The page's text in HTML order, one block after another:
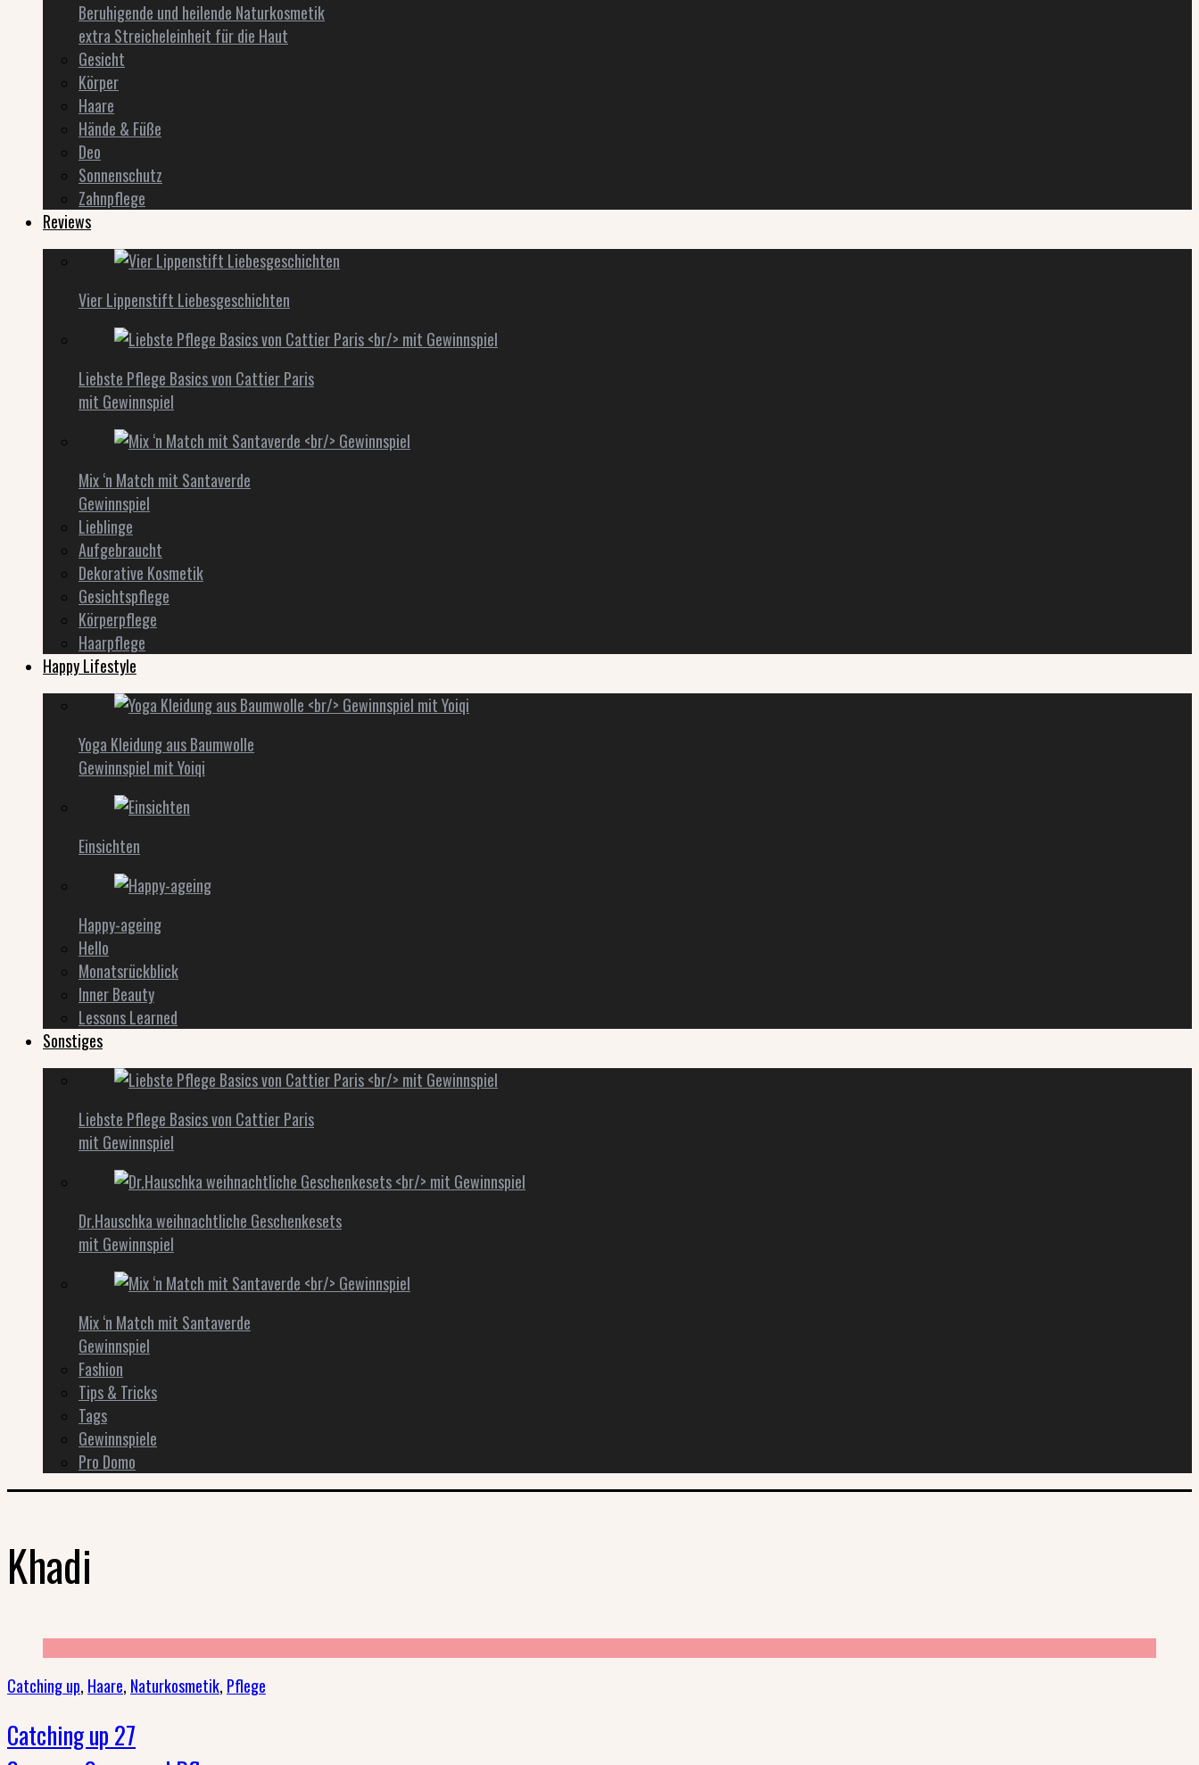
Beruhigende und heilende Naturkosmetik
extra Streicheleinheit für die Haut
Gesicht
Körper
Haare
Hände & Füße
Deo
Sonnenschutz
Zahnpflege
Reviews
Vier Lippenstift Liebesgeschichten
Liebste Pflege Basics von Cattier Paris
mit Gewinnspiel
Mix ‘n Match mit Santaverde
Gewinnspiel
Lieblinge
Aufgebraucht
Dekorative Kosmetik
Gesichtspflege
Körperpflege
Haarpflege
Happy Lifestyle
Yoga Kleidung aus Baumwolle
Gewinnspiel mit Yoiqi
Einsichten
Happy-ageing
Hello
Monatsrückblick
Inner Beauty
Lessons Learned
Sonstiges
Liebste Pflege Basics von Cattier Paris
mit Gewinnspiel
Dr.Hauschka weihnachtliche Geschenkesets
mit Gewinnspiel
Mix ‘n Match mit Santaverde
Gewinnspiel
Fashion
Tips & Tricks
Tags
Gewinnspiele
Pro Domo
Khadi
Catching up, Haare, Naturkosmetik, Pflege
Catching up 27